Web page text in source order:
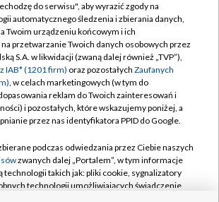
TVP
TVP
Cyfrowa
Regulamin TVP
Polityka prywatności
Moje zgody
Pomoc
Kontakt
do serwisu", aby wyrazić zgody na
automatycznego śledzenia i zbierania danych,
Twoim urządzeniu końcowym i ich
przetwarzanie Twoich danych osobowych przez
S.A. w likwidacji (zwaną dalej również „TVP”),
IAB* (1201 firm) oraz pozostałych Zaufanych
, w celach marketingowych (w tym do
reklam do Twoich zainteresowań i
i pozostałych, które wskazujemy poniżej, a
przez nas identyfikatora PPID do Google.
podczas odwiedzania przez Ciebie naszych
zwanych dalej „Portalem”, w tym informacje
technologii takich jak: pliki cookie, sygnalizatory
technologii umożliwiających świadczenie